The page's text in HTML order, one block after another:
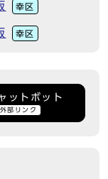
幸区
幸区
ットボット
外部リンク